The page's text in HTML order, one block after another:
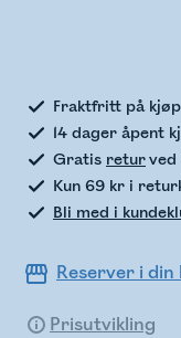
Fraktfritt på
14 dager åpent
Gratis returved
Kun 69 kr i
Bli med i
Reserver i din
Prisutvikling